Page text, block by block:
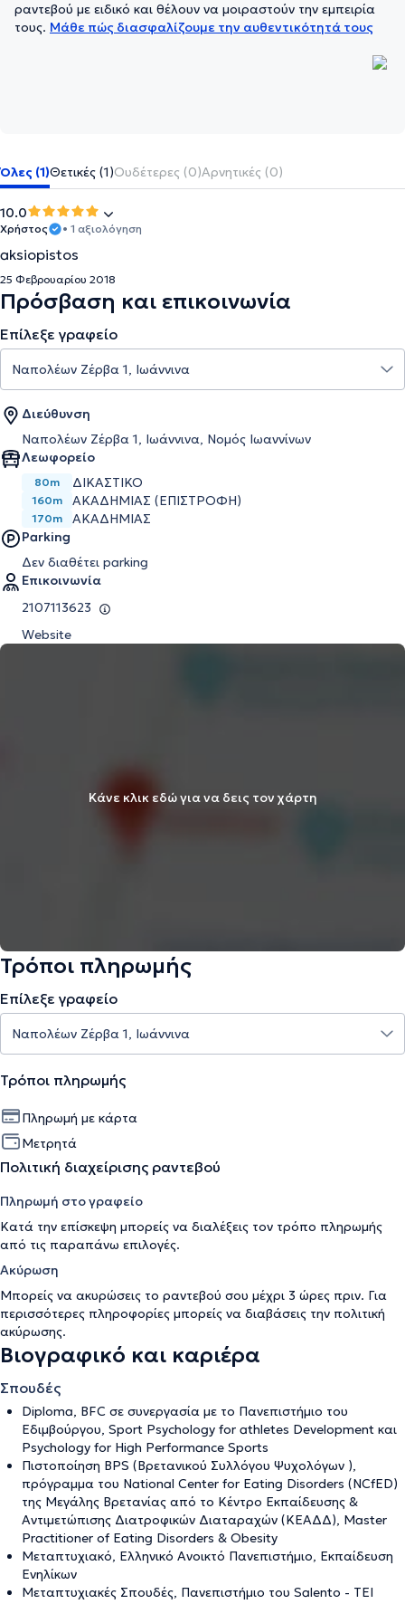
ραντεβού με ειδικό και θέλουν να μοιραστούν την εμπειρία
τους. Μάθε πώς διασφαλίζουμε την αυθεντικότητά τους
Όλες (1)Θετικές (1)Ουδέτερες (0)Αρνητικές (0)
10.0
Χρήστος • 1 αξιολόγηση
aksiopistos
25 Φεβρουαρίου 2018
Πρόσβαση και επικοινωνία
Επίλεξε γραφείο
Διεύθυνση
Ναπολέων Ζέρβα 1, Ιωάννινα, Νομός Ιωαννίνων
Λεωφορείο
80m ΔΙΚΑΣΤΙΚΟ
160m ΑΚΑΔΗΜΙΑΣ (ΕΠΙΣΤΡΟΦΗ)
170m
ΑΚΑΔΗΜΙΑΣ
Parking
Δεν διαθέτει parking
Επικοινωνία
2107113623
Website
Κάνε κλικ εδώ για να δεις τον χάρτη
Τρόποι πληρωμής
Επίλεξε γραφείο
Τρόποι πληρωμής
Πληρωμή με κάρτα
Μετρητά
Πολιτική διαχείρισης ραντεβού
Πληρωμή στο γραφείο
Κατά την επίσκεψη μπορείς να διαλέξεις τον τρόπο πληρωμής
από τις παραπάνω επιλογές.
Ακύρωση
Μπορείς να ακυρώσεις το ραντεβού σου μέχρι 3 ώρες πριν. Για
περισσότερες πληροφορίες μπορείς να διαβάσεις την πολιτική
ακύρωσης.
Βιογραφικό και καριέρα
Σπουδές
Diploma, BFC σε συνεργασία με το Πανεπιστήμιο του
Εδιμβούργου, Sport Psychology for athletes Development και
Psychology for High Performance Sports
Πιστοποίηση BPS (Βρετανικού Συλλόγου Ψυχολόγων ),
πρόγραμμα του National Center for Eating Disorders (NCfED)
της Μεγάλης Βρετανίας από το Κέντρο Εκπαίδευσης &
Αντιμετώπισης Διατροφικών Διαταραχών (ΚΕΑΔΔ), Master
Practitioner of Eating Disorders & Obesity
Μεταπτυχιακό, Ελληνικό Ανοικτό Πανεπιστήμιο, Εκπαίδευση
Ενηλίκων
Μεταπτυχιακές Σπουδές, Πανεπιστήμιο του Salento - ΤΕΙ